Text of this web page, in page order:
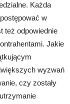
Każda
w
też odpowiednie
Jakie
wyzwań
czy zostały